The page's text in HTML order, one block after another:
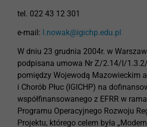
tel. 022 43 12 301
e-mail: l.nowak@igichp.edu.pl
W dniu 23 grudnia 2004r. w
podpisana umowa Nr Z/2.14/I/
pomiędzy Wojewodą Mazowieckim
i Chorób Płuc (IGICHP) na
współfinansowanego z EFRR w
Programu Operacyjnego Rozwoju
Projektu, którego celem była